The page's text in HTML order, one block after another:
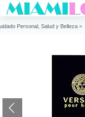
Personal, Salud y Belleza >